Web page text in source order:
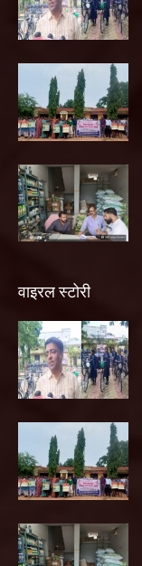
वाइरल स्टोरी